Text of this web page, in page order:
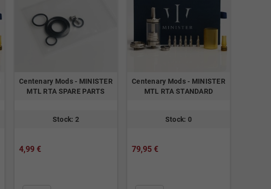
Centenary Mods - MINISTER
MTL RTA SPARE PARTS
Stock: 2
4,99 €
Centenary Mods - MINISTER
MTL RTA STANDARD
Stock: 0
79,95 €